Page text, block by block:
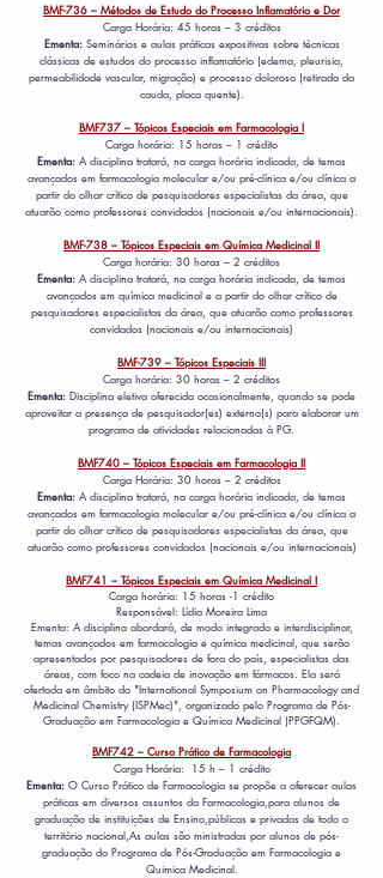
BMF-736 – Métodos de Estudo do Processo Inflamatório e Dor
Carga Horária: 45 horas – 3 créditos
Ementa:Seminários e aulas práticas expositivas sobre técnicas
clássicas de estudos do processo inflamatório (edema, pleurisia,
permeabilidade vascular, migração) e processo doloroso (retirada da
cauda, placa quente).
BMF737 – Tópicos Especiais em Farmacologia I
Carga horária: 15 horas – 1 crédito
Ementa: A disciplina tratará, na carga horária indicada, de temas
avançados em farmacologia molecular e/ou pré-clínica e/ou clínica a
partir do olhar crítico de pesquisadores especialistas da área, que
atuarão como professores convidados (nacionais e/ou internacionais).
BMF-738 – Tópicos Especiais em Química Medicinal II
Carga horária: 30 horas – 2 créditos
Ementa: A disciplina tratará, na carga horária indicada, de temas
avançados em química medicinal e a partir do olhar crítico de
pesquisadores especialistas da área, que atuarão como professores
convidados (nacionais e/ou internacionais)
BMF-739 – Tópicos Especiais III
Carga horária: 30 horas – 2 créditos
Ementa: Disciplina eletiva oferecida ocasionalmente, quando se pode
aproveitar a presença de pesquisador(es) externo(s) para elaborar um
programa de atividades relacionadas à PG.
BMF740 – Tópicos Especiais em Farmacologia II
Carga Horária: 30 horas – 2 créditos
Ementa: A disciplina tratará, na carga horária indicada, de temas
avançados em farmacologia molecular e/ou pré-clínica e/ou clínica a
partir do olhar crítico de pesquisadores especialistas da área, que
atuarão como professores convidados (nacionais e/ou internacionais)
BMF741 – Tópicos Especiais em Química Medicinal I
Carga horária: 15 horas -1 crédito
Responsável: Lídia Moreira Lima
Ementa: A disciplina abordará, de modo integrado e interdisciplinar,
temas avançados em farmacologia e química medicinal, que serão
apresentados por pesquisadores de fora do país, especialistas das
áreas, com foco na cadeia de inovação em fármacos. Ela será
ofertada em âmbito do "International Symposium on Pharmacology and
Medicinal Chemistry (ISPMec)", organizado pelo Programa de Pós-
Graduação em Farmacologia e Química Medicinal (PPGFQM).
BMF742 – Curso Prático de Farmacologia
Carga Horária: 15 h – 1 crédito
Ementa: O Curso Prático de Farmacologia se propõe a oferecer aulas
práticas em diversos assuntos da Farmacologia,para alunos de
graduação de instituições de Ensino,públicas e privadas de todo o
território nacional,As aulas são ministradas por alunos de pós-
graduação do Programa de Pós-Graduação em Farmacologia e
Quimica Medicinal.